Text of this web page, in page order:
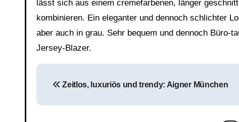
lässt sich aus einem cremefarbenen, länger
kombinieren. Ein eleganter und dennoch schlichter
aber auch in grau. Sehr bequem und dennoch Büro-
Jersey-Blazer.
Zeitlos, luxuriös und trendy: Aigner München